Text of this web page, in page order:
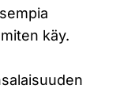
käy.